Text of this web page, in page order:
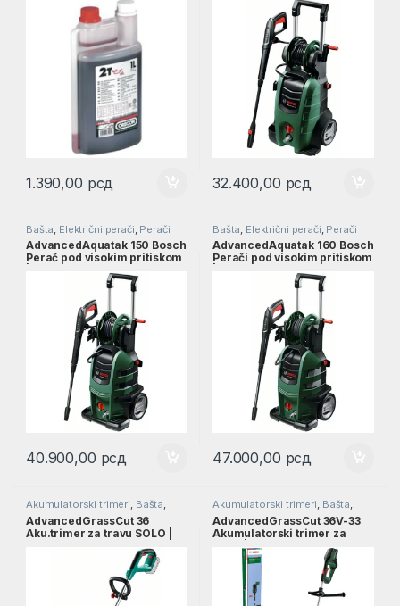
1.390,00 рсд 32.400,00 рсд
Bašta Električni perači Perači
pod pritiskom
AdvancedAquatak 150 Bosch
Perač pod visokim pritiskom
40.900,00 рсд
Bašta Električni perači Perači
pod pritiskom
AdvancedAquatak 160 Bosch
Perači pod visokim pritiskom
47.000,00 рсд
Akumulatorski trimeri, Bašta,
Trimeri za travu
AdvancedGrassCut 36
Aku.trimer za travu SOLO |
Akumulatorski trimeri, Bašta,
Trimeri za travu
AdvancedGrassCut 36V-33
Akumulatorski trimer za
travu | 06008C1K00